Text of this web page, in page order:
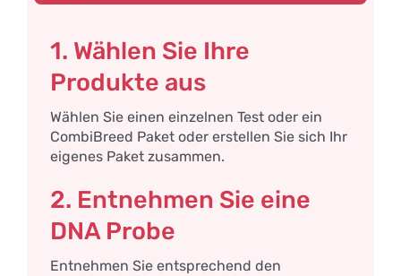
1. Wählen Sie Ihre
Produkte aus
Wählen Sie einen einzelnen Test oder ein
CombiBreed Paket oder erstellen Sie sich Ihr
eigenes Paket zusammen.
2. Entnehmen Sie eine
DNA Probe
Entnehmen Sie entsprechend den